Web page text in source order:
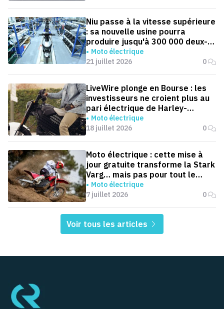
Niu passe à la vitesse supérieure
: sa nouvelle usine pourra
produire jusqu'à 300 000 deux-
roues électriques par an
Moto électrique
21 juillet 2026
0
LiveWire plonge en Bourse : les
investisseurs ne croient plus au
pari électrique de Harley-
Davidson
Moto électrique
18 juillet 2026
0
Moto électrique : cette mise à
jour gratuite transforme la Stark
Varg… mais pas pour tout le
monde
Moto électrique
7 juillet 2026
0
Voir tous les articles